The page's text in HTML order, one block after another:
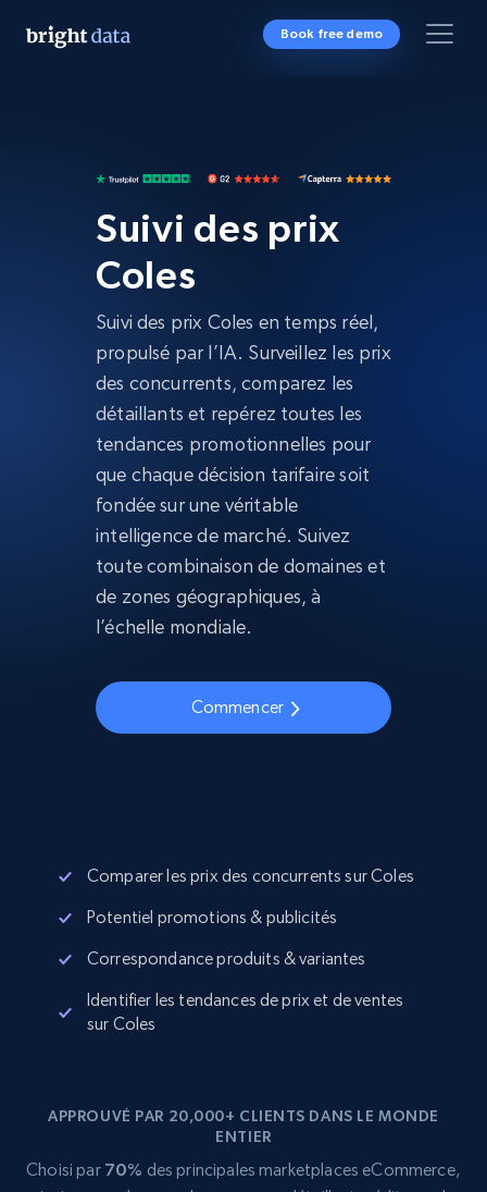
Book free demo
Suivi des prix
Coles
Suivi des prix Coles en temps réel,
propulsé par l’IA. Surveillez les prix
des concurrents, comparez les
détaillants et repérez toutes les
tendances promotionnelles pour
que chaque décision tarifaire soit
fondée sur une véritable
intelligence de marché. Suivez
toute combinaison de domaines et
de zones géographiques, à
l’échelle mondiale.
Commencer
Comparer les prix des concurrents sur Coles
Potentiel promotions & publicités
Correspondance produits & variantes
Identifier les tendances de prix et de ventes
sur Coles
APPROUVÉ PAR 20,000+ CLIENTS DANS LE MONDE
ENTIER
Choisi par 70% des principales marketplaces eCommerce,